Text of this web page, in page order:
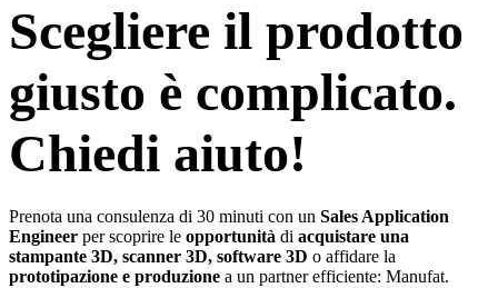
Scegliere il prodotto
giusto è complicato.
Chiedi aiuto!
Prenota una consulenza di 30 minuti con un Sales Application
Engineer per scoprire le opportunità di acquistare una
stampante 3D, scanner 3D, software 3D o affidare la
prototipazione e produzione a un partner efficiente: Manufat.